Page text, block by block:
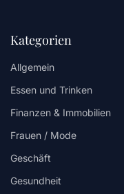
Kategorien
Allgemein
Essen und Trinken
Finanzen & Immobilien
Frauen / Mode
Geschäft
Gesundheit